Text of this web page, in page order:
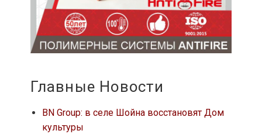
Главные Новости
BN Group: в селе Шойна восстановят Дом
культуры